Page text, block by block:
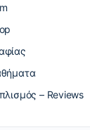
– Reviews